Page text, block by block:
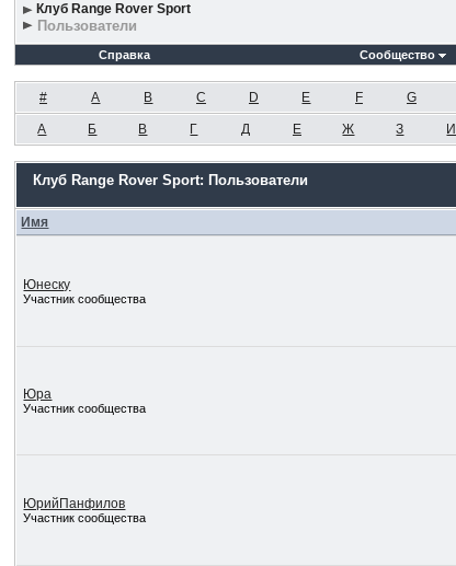
Клуб Range Rover Sport
Пользователи
Справка
Сообщество
# A B C D E F G
А Б В Г Д Е Ж З И
Клуб Range Rover Sport: Пользователи
Имя
Юнеску
Участник сообщества
Юра
Участник сообщества
ЮрийПанфилов
Участник сообщества